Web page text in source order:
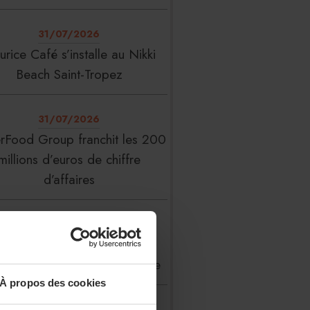
À propos des cookies
31/07/2026
Café s’installe au Nikki
Beach Saint-Tropez
31/07/2026
Group franchit les 200
d’euros de chiffre
d’affaires
31/07/2026
Liste : La Réserve Paris de
meilleur hôtel du monde